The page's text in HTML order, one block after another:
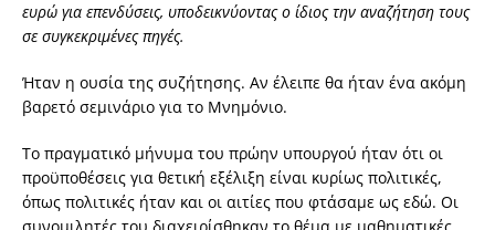
ευρώ για επενδύσεις, υποδεικνύοντας ο ίδιος την αναζήτηση τους
σε συγκεκριμένες πηγές.
Ήταν η ουσία της συζήτησης. Αν έλειπε θα ήταν ένα ακόμη
βαρετό σεμινάριο για το Μνημόνιο.
Το πραγματικό μήνυμα του πρώην υπουργού ήταν ότι οι
προϋποθέσεις για θετική εξέλιξη είναι κυρίως πολιτικές,
όπως πολιτικές ήταν και οι αιτίες που φτάσαμε ως εδώ. Οι